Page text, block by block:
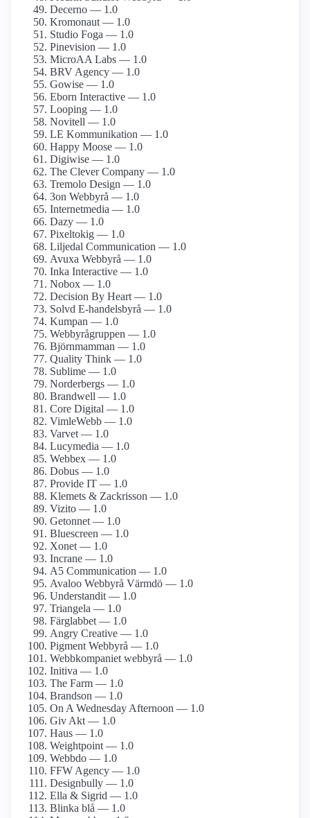
Decerno — 1.0
Kromonaut — 1.0
Studio Foga — 1.0
Pinevision — 1.0
MicroAA Labs — 1.0
BRV Agency — 1.0
Gowise — 1.0
Eborn Interactive — 1.0
Looping — 1.0
Novitell — 1.0
LE Kommunikation — 1.0
Happy Moose — 1.0
Digiwise — 1.0
The Clever Company — 1.0
Tremolo Design — 1.0
3on Webbyrå — 1.0
Internetmedia — 1.0
Dazy — 1.0
Pixeltokig — 1.0
Liljedal Communication — 1.0
Avuxa Webbyrå — 1.0
Inka Interactive — 1.0
Nobox — 1.0
Decision By Heart — 1.0
Solvd E-handelsbyrå — 1.0
Kumpan — 1.0
Webbyrågruppen — 1.0
Björnmamman — 1.0
Quality Think — 1.0
Sublime — 1.0
Norderbergs — 1.0
Brandwell — 1.0
Core Digital — 1.0
VimleWebb — 1.0
Varvet — 1.0
Lucymedia — 1.0
Webbex — 1.0
Dobus — 1.0
Provide IT — 1.0
Klemets & Zackrisson — 1.0
Vizito — 1.0
Getonnet — 1.0
Bluescreen — 1.0
Xonet — 1.0
Incrane — 1.0
A5 Communication — 1.0
Avaloo Webbyrå Värmdö — 1.0
Understandit — 1.0
Triangela — 1.0
Färglabbet — 1.0
Angry Creative — 1.0
Pigment Webbyrå — 1.0
Webbkompaniet webbyrå — 1.0
Initiva — 1.0
The Farm — 1.0
Brandson — 1.0
On A Wednesday Afternoon — 1.0
Giv Akt — 1.0
Haus — 1.0
Weightpoint — 1.0
Webbdo — 1.0
FFW Agency — 1.0
Designbully — 1.0
Ella & Sigrid — 1.0
Blinka blå — 1.0